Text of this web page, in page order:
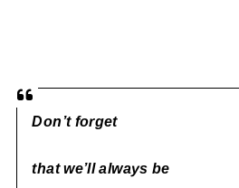
Don’t forget
that we’ll always be